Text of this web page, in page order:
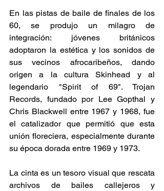
En las pistas de baile de finales de los
60, se produjo un milagro de
integración: jóvenes británicos
adoptaron la estética y los sonidos de
sus vecinos afrocaribeños, dando
origen a la cultura Skinhead y al
legendario "Spirit of 69". Trojan
Records, fundado por Lee Gopthal y
Chris Blackwell entre 1967 y 1968, fue
el catalizador que permitió que esta
unión floreciera, especialmente durante
su época dorada entre 1969 y 1973.
La cinta es un tesoro visual que rescata
archivos de bailes callejeros y